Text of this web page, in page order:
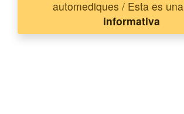
automediques / Esta es una
informativa